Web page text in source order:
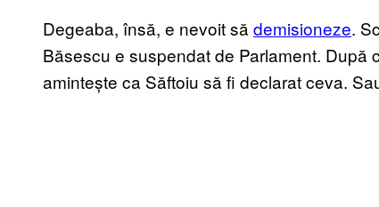
Degeaba, însă, e nevoit să demisioneze.
Băsescu e suspendat de Parlament.
amintește ca Săftoiu să fi declarat ceva.